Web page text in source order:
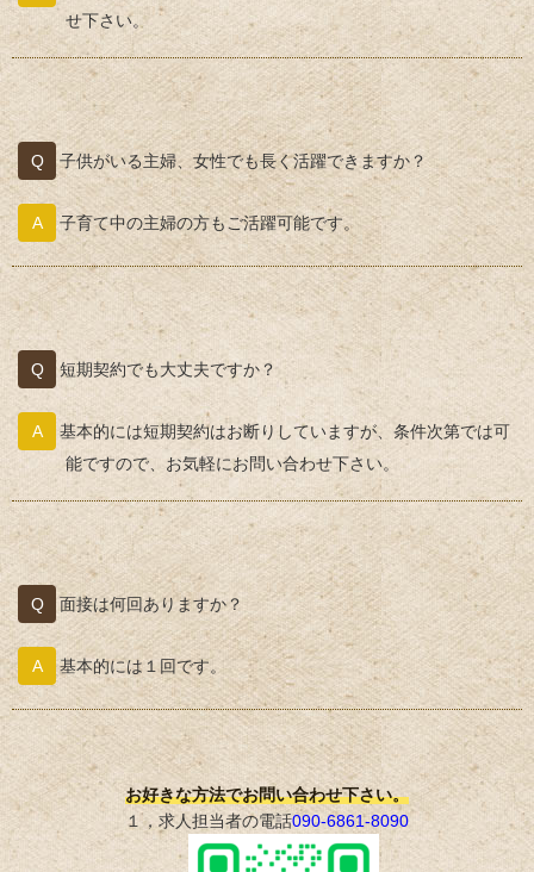
せ下さい。
子供がいる主婦、女性でも長く活躍できますか？
子育て中の主婦の方もご活躍可能です。
短期契約でも大丈夫ですか？
基本的には短期契約はお断りしていますが、条件次第では可
能ですので、お気軽にお問い合わせ下さい。
面接は何回ありますか？
基本的には１回です。
お好きな方法でお問い合わせ下さい。
１，求人担当者の電話090-6861-8090